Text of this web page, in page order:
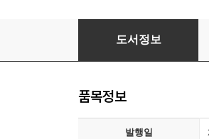
웨스트민스터 표준문서
도서정보
품목정보
발행일